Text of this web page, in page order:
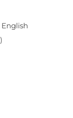
English
)